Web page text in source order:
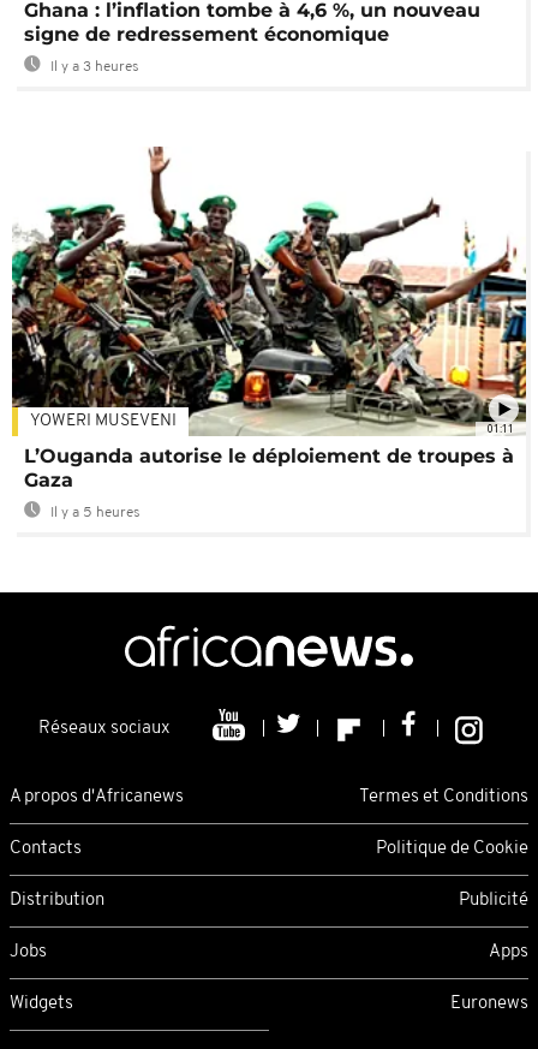
Ghana : l’inflation tombe à 4,6 %, un nouveau
signe de redressement économique
Il y a 3 heures
01:11
YOWERI MUSEVENI
L’Ouganda autorise le déploiement de troupes à
Gaza
Il y a 5 heures
Réseaux sociaux
A propos d'Africanews Termes et Conditions
Contacts Politique de Cookie
Distribution Publicité
Jobs Apps
Widgets Euronews